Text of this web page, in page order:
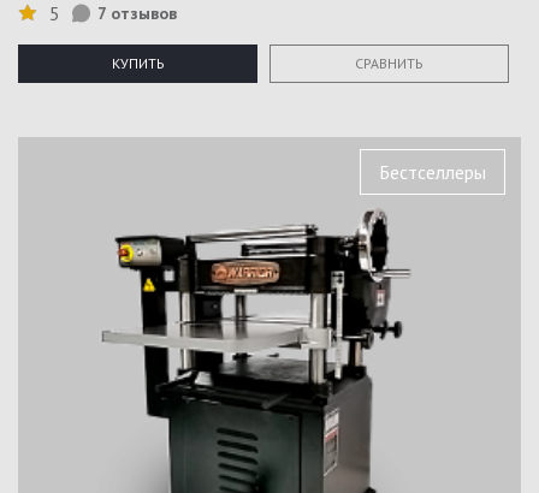
5 7 отзывов
КУПИТЬ СРАВНИТЬ
Бестселлеры